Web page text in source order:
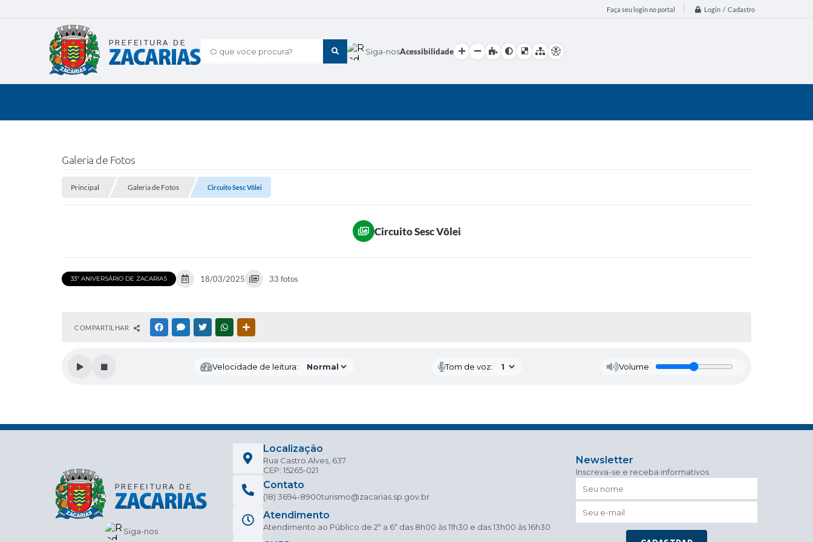
Faça seu login no portal Login / Cadastro
O que voce procura? Siga-nosAcessibilidade
Galeria de Fotos
Principal Galeria de Fotos Circuito Sesc Vôlei
Circuito Sesc Vôlei
33º ANIVERSÁRIO DE ZACARIAS 18/03/2025 33 fotos
COMPARTILHAR FACEBOOKMESSENGER
TWITTERWHATSAPP
Velocidade de leitura: Tom de voz: Volume
Siga-nos
Localização
Rua Castro Alves, 637
CEP: 15265-021
Contato
(18) 3694-8900turismo@zacarias.sp.gov.br
Atendimento
Atendimento ao Público de 2ª a 6ª das 8h00 às 11h30 e das 13h00 às 16h30
Newsletter
Inscreva-se e receba informativos